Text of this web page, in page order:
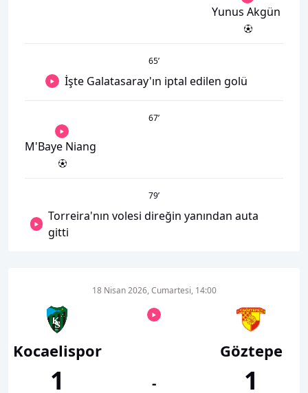
Yunus Akgün
65’
İşte Galatasaray'ın iptal edilen golü
67’
M'Baye Niang
79’
Torreira'nın volesi direğin yanından auta
gitti
Kocaelispor
1
18 Nisan 2026, Cumartesi, 14:00
-
Göztepe
1